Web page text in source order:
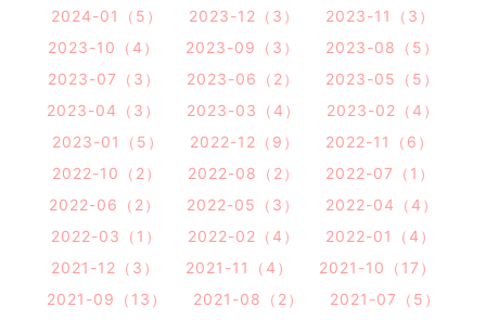
2024-01（5）
2023-12（3）
2023-11（3）
2023-10（4）
2023-09（3）
2023-08（5）
2023-07（3）
2023-06（2）
2023-05（5）
2023-04（3）
2023-03（4）
2023-02（4）
2023-01（5）
2022-12（9）
2022-11（6）
2022-10（2）
2022-08（2）
2022-07（1）
2022-06（2）
2022-05（3）
2022-04（4）
2022-03（1）
2022-02（4）
2022-01（4）
2021-12（3）
2021-11（4）
2021-10（17）
2021-09（13）
2021-08（2）
2021-07（5）